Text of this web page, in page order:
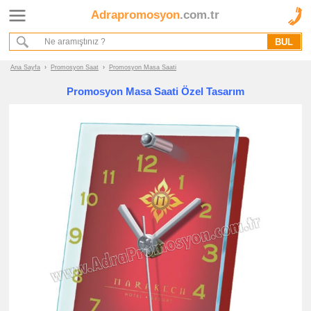
Adrapromosyon.com.tr
Ana Sayfa › Promosyon Saat › Promosyon Masa Saati
Promosyon Masa Saati Özel Tasarım
Ana Sayfa
Hakkımızda
Kurumsal Hizmet Akışımız
Promosyon
promosyon
promosyon
promosyon
Dekoratif
promosyon
Buzdolabı
Saati